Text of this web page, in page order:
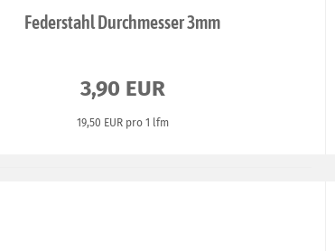
Federstahl Durchmesser 3mm
3,90 EUR
19,50 EUR pro 1 lfm